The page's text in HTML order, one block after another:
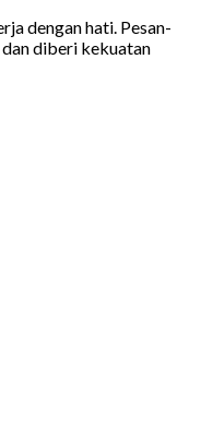
dengan hati. Pesan-
dan diberi kekuatan